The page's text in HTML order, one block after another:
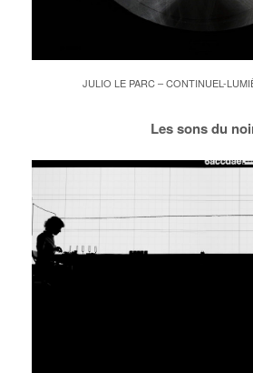
JULIO LE PARC – CONTINUEL-
Les sons du